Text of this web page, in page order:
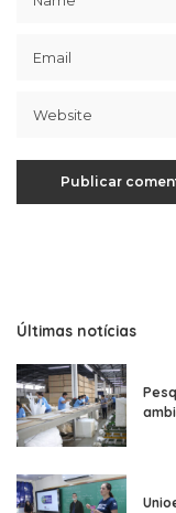
Últimas notícias